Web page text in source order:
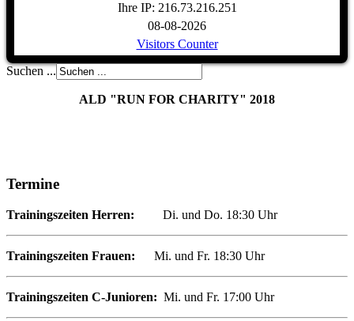
Ihre IP: 216.73.216.251
08-08-2026
Visitors Counter
Suchen ...
ALD "RUN FOR CHARITY" 2018
Termine
Trainingszeiten Herren: Di. und Do. 18:30 Uhr
Trainingszeiten Frauen: Mi. und Fr. 18:30 Uhr
Trainingszeiten C-Junioren: Mi. und Fr. 17:00 Uhr